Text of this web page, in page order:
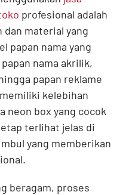
profesional adalah
dan material yang
papan nama yang
nama akrilik,
papan reklame
kelebihan
neon box yang cocok
terlihat jelas di
yang memberikan
beragam, proses